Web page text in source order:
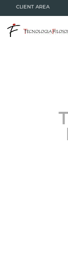
CLIENT AREA